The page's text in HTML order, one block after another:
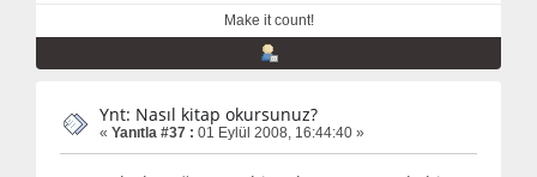
Make it count!
Ynt: Nasıl kitap okursunuz?
« Yanıtla #37 : 01 Eylül 2008, 16:44:40 »